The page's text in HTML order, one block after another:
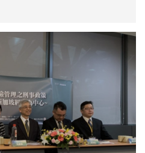
源管理』義務之必要性與其